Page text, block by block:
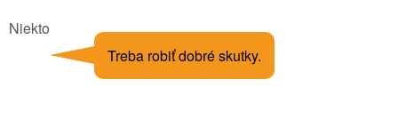
Niekto
Treba robiť dobré skutky.